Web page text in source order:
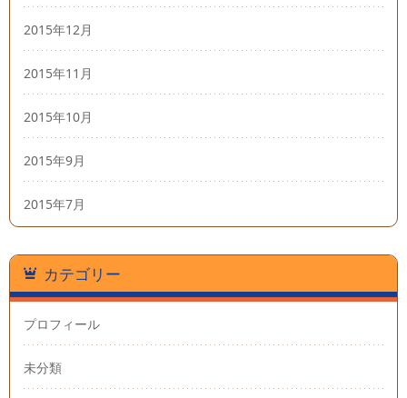
2015年12月
2015年11月
2015年10月
2015年9月
2015年7月
カテゴリー
プロフィール
未分類